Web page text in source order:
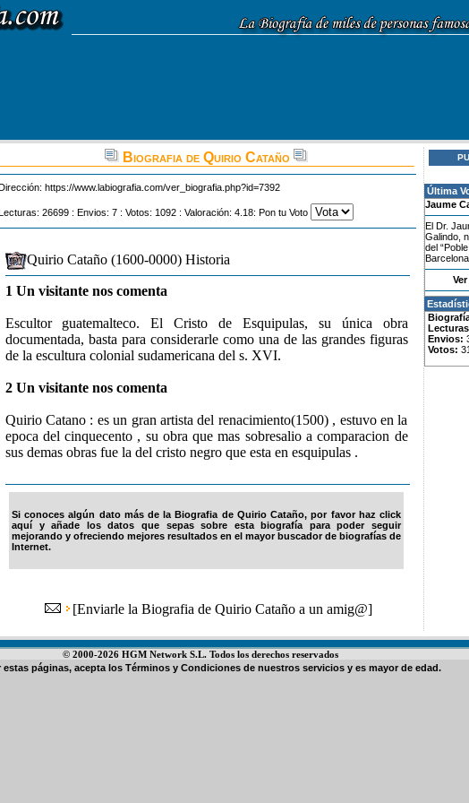
Biografia de Quirio Cataño
https://www.labiografia.com/ver_biografia.php?id=7392
26699 : Envios: 7 : Votos: 1092 : Valoración: 4.18: Pon tu Voto
Quirio Cataño (1600-0000) Historia
1 Un visitante nos comenta
Escultor guatemalteco. El Cristo de Esquipulas, su única obra
documentada, basta para considerarle como una de las grandes figuras
de la escultura colonial sudamericana del s. XVI.
2 Un visitante nos comenta
Quirio Catano : es un gran artista del renacimiento(1500) , estuvo en la
epoca del cinquecento , su obra que mas sobresalio a comparacion de
sus demas obras fue la del cristo negro que esta en esquipulas .
Si conoces algún dato más de la Biografia de Quirio Cataño, por favor haz click
aquí y añade los datos que sepas sobre esta biografía para poder seguir
mejorando y ofreciendo mejores resultados en el mayor buscador de biografías de
Internet.
[Enviarle la Biografia de Quirio Cataño a un amig@]
Última
Jaume
El Dr.
Galindo,
del
Barcelona
Envios:
Votos:
© 2000-2026 HGM Network S.L. Todos los derechos reservados
estas páginas, acepta los Términos y Condiciones de nuestros servicios y es mayor de edad.